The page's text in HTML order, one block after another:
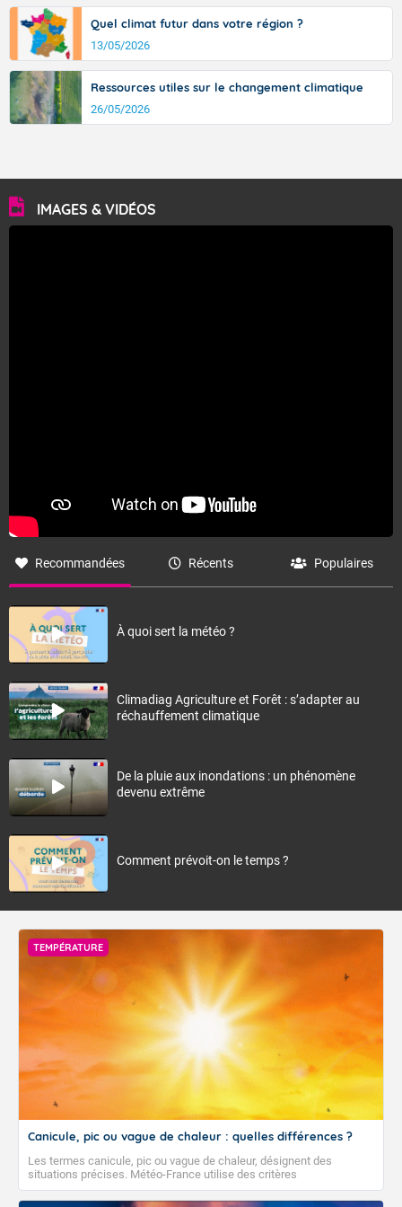
Quel climat futur dans votre région ?
13/05/2026
Ressources utiles sur le changement climatique
26/05/2026
IMAGES & VIDÉOS
Recommandées Récents Populaires
À quoi sert la météo ?
Climadiag Agriculture et Forêt : s’adapter au
réchauffement climatique
De la pluie aux inondations : un phénomène
devenu extrême
Comment prévoit-on le temps ?
TEMPÉRATURE
Canicule, pic ou vague de chaleur : quelles différences ?
Les termes canicule, pic ou vague de chaleur, désignent des
situations précises. Météo-France utilise des critères
climatologiques pour évaluer et qualifier les épisodes de chaleur qui
peuvent avoir des impacts sanitaires et socio-économiques